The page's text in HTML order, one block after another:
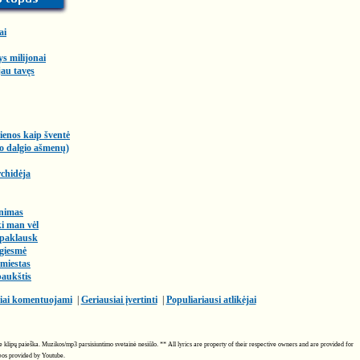
milijonai
tavęs
kaip šventė
dalgio ašmenų)
man vėl
komentuojami| Geriausiai įvertinti| Populiariausi atlikėjai
paieška. Muzikos/mp3 parsisiuntimo svetainė nesiūlo. ** All lyrics are property of their respective owners and are provided for
provided by Youtube.